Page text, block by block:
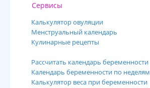
Сервисы
Калькулятор овуляции
Менструальный календарь
Кулинарные рецепты
Рассчитать календарь беременности
Календарь беременности по неделям
Калькулятор веса при беременности